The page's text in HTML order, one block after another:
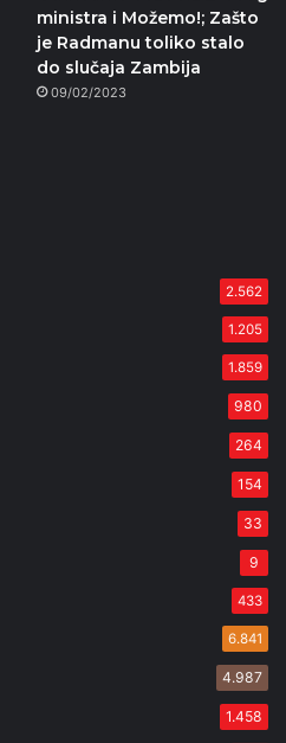
ministra i Možemo!; Zašto
je Radmanu toliko stalo
do slučaja Zambija
09/02/2023
2.562
1.205
1.859
980
264
154
33
9
433
6.841
4.987
1.458